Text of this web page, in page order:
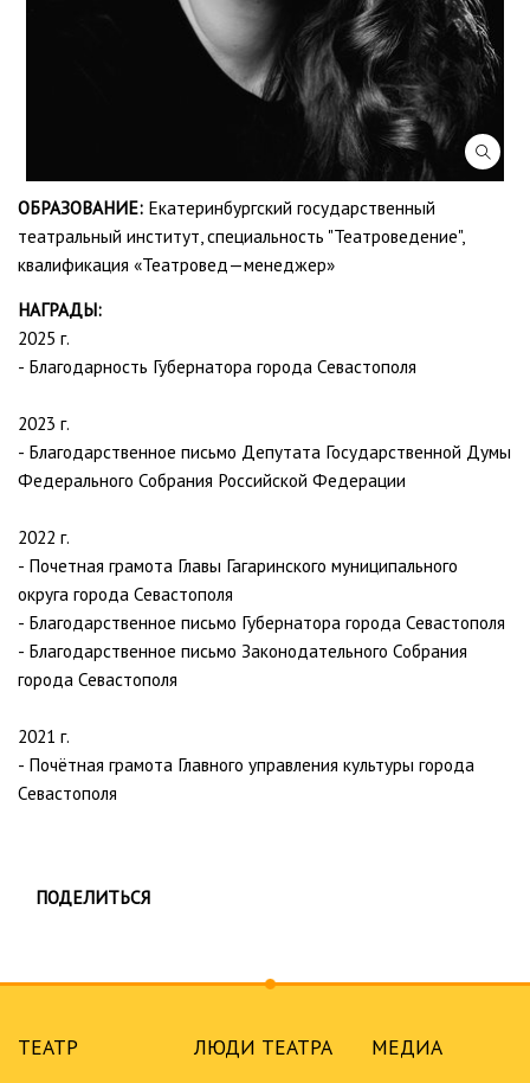
ОБРАЗОВАНИЕ: Екатеринбургский государственный
театральный институт, специальность "Театроведение",
квалификация «Театровед—менеджер»
НАГРАДЫ:
2025 г.
- Благодарность Губернатора города Севастополя
2023 г.
- Благодарственное письмо Депутата Государственной Думы
Федерального Собрания Российской Федерации
2022 г.
- Почетная грамота Главы Гагаринского муниципального
округа города Севастополя
- Благодарственное письмо Губернатора города Севастополя
- Благодарственное письмо Законодательного Собрания
города Севастополя
2021 г.
- Почётная грамота Главного управления культуры города
Севастополя
ПОДЕЛИТЬСЯ
ТЕАТР ЛЮДИ ТЕАТРА МЕДИА